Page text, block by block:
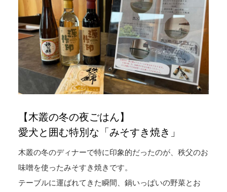
【木叢の冬の夜ごはん】
愛犬と囲む特別な「みそすき焼き」
木叢の冬のディナーで特に印象的だったのが、秩父のお
味噌を使ったみそすき焼きです。
テーブルに運ばれてきた瞬間、鍋いっぱいの野菜とお